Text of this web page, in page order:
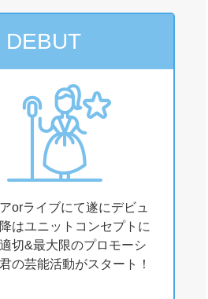
DEBUT
orライブにて遂にデビュ
はユニットコンセプトに
切&最大限のプロモーシ
の芸能活動がスタート！